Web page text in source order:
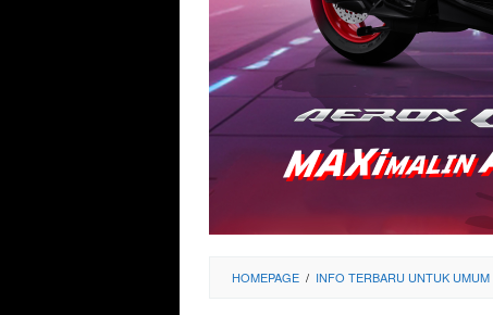
HOMEPAGE / INFO TERBARU UNTUK UMUM